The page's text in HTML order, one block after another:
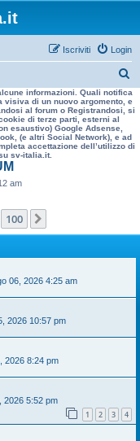
Login
Iscriviti
e
r
a
informazioni. Quali notifica
di un nuovo argomento, e
al forum o Registrandosi, si
di terze parti, esterni al
esaustivo) Google Adsense,
(e altri Social Network), e ad
accettazione dell’utilizzo di
sv-italia.it.
am
100
06, 2026 4:25 am
2026 10:57 pm
2026 8:24 pm
2026 5:52 pm
1 2 3 4